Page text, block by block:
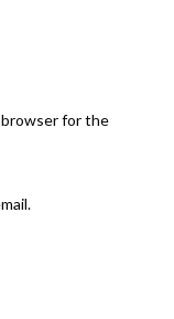
browser for the